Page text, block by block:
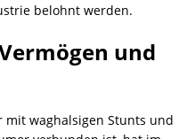
belohnt werden.
und
mit waghalsigen Stunts und